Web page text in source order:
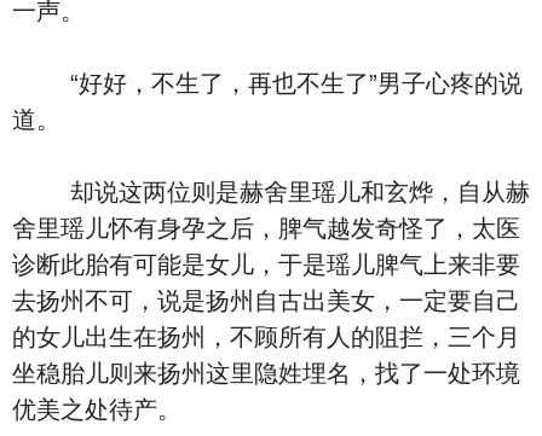
一声。
“好好，不生了，再也不生了”男子心疼的说
道。
却说这两位则是赫舍里瑶儿和玄烨，自从赫
舍里瑶儿怀有身孕之后，脾气越发奇怪了，太医
诊断此胎有可能是女儿，于是瑶儿脾气上来非要
去扬州不可，说是扬州自古出美女，一定要自己
的女儿出生在扬州，不顾所有人的阻拦，三个月
坐稳胎儿则来扬州这里隐姓埋名，找了一处环境
优美之处待产。